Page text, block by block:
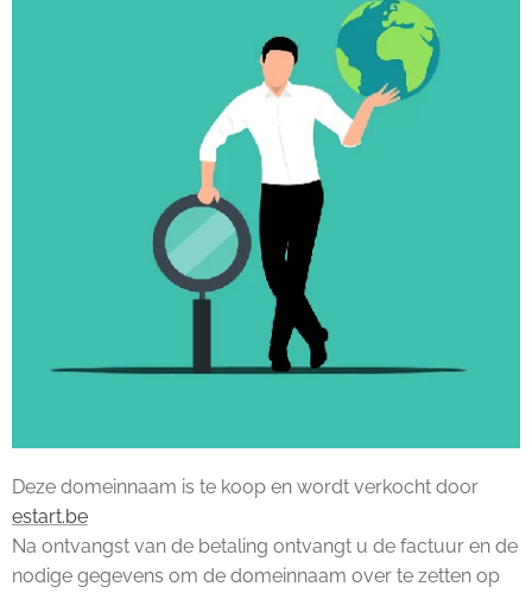
Deze domeinnaam is te koop en wordt verkocht door
estart.be
Na ontvangst van de betaling ontvangt u de factuur en de
nodige gegevens om de domeinnaam over te zetten op